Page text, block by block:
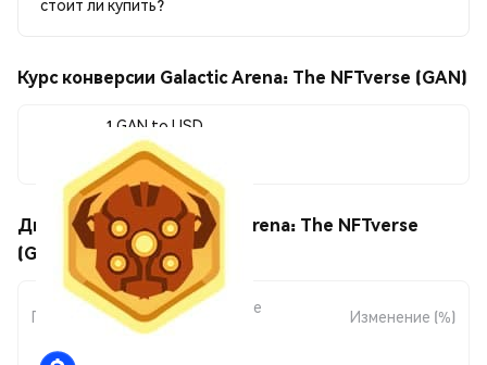
стоит ли купить?
Курс конверсии Galactic Arena: The NFTverse (GAN)
1 GAN to USD
--
Движения цены Galactic Arena: The NFTverse
(GAN)
Период
Изменение
Изменение (%)